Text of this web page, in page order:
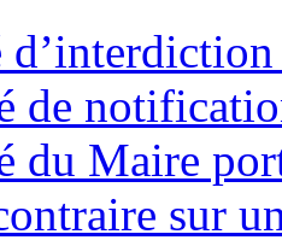
de
du Maire
sur